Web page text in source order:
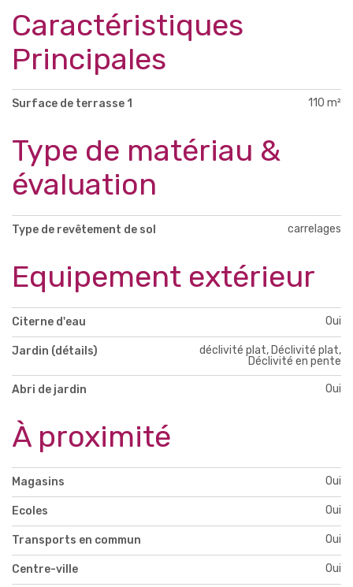
Caractéristiques
Principales
Surface de terrasse 1 110 m²
Type de matériau &
évaluation
Type de revêtement de sol carrelages
Equipement extérieur
Citerne d'eau Oui
Jardin (détails)
déclivité plat, Déclivité plat,
Déclivité en pente
Abri de jardin Oui
À proximité
Magasins Oui
Ecoles Oui
Transports en commun Oui
Centre-ville Oui